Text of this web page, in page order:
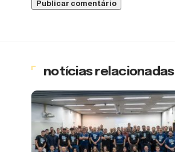
notícias relacionadas